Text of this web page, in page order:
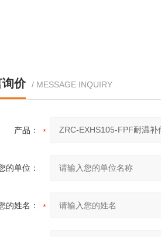
价 / MESSAGE INQUIRY
产品：
的单位：
的姓名：